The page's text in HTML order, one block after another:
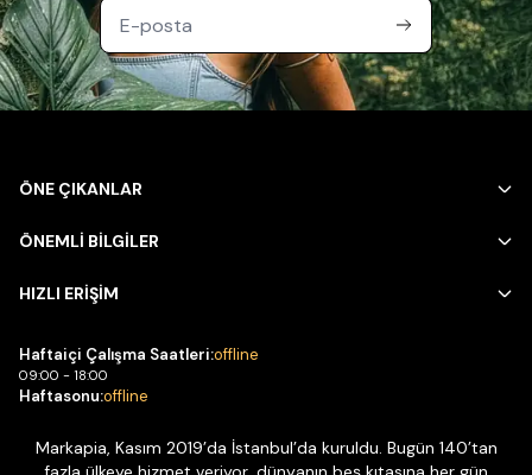
ÖNE ÇIKANLAR
ÖNEMLİ BİLGİLER
HIZLI ERİŞİM
Haftaiçi Çalışma Saatleri:offline
09:00 - 18:00
Haftasonu:offline
Markapia, Kasım 2019’da İstanbul’da kuruldu. Bugün 140’tan